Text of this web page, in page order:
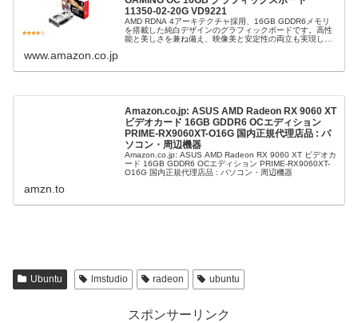
11350-02-20G VD9221
AMD RDNA 4アーキテクチャ採用、16GB GDDR6メモリ
を搭載した純白デザインのグラフィックボードです。高性
能と美しさを兼ね備え、映像美と安定性の両立も実現して
www.amazon.co.jp
Amazon.co.jp: ASUS AMD Radeon RX 9060 XT
ビデオカード 16GB GDDR6 OCエディション
PRIME-RX9060XT-O16G 国内正規代理店品 : パ
ソコン・周辺機器
Amazon.co.jp: ASUS AMD Radeon RX 9060 XT ビデオカ
ード 16GB GDDR6 OCエディション PRIME-RX9060XT-
O16G 国内正規代理店品 : パソコン・周辺機器
amzn.to
Ubuntu lmstudio radeon ubuntu
スポンサーリンク